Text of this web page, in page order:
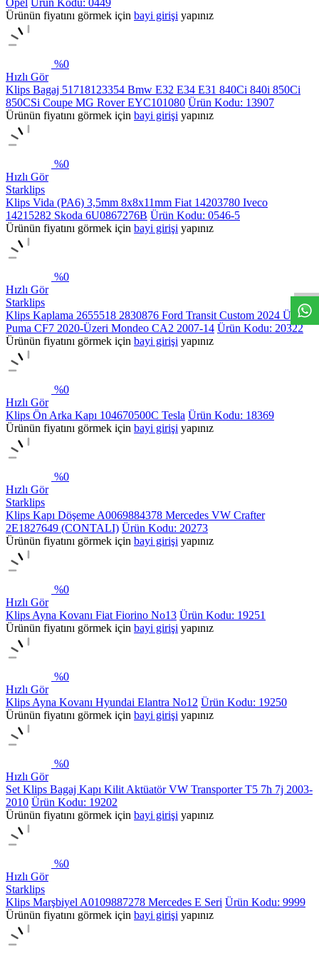
Ürünün fiyatını görmek için bayi girişi yapınız
%0
Hızlı Gör
Klips Bagaj 51718123354 Bmw E32 E34 E31 840Ci 840i 850Ci
850CSi Coupe MG Rover EYC101080 Ürün Kodu: 13907
Ürünün fiyatını görmek için bayi girişi yapınız
%0
Hızlı Gör
Starklips
Klips Vida (PA6) 3,5mm 8x8x11mm Fiat 14203780 Iveco
14215282 Skoda 6U0867276B Ürün Kodu: 0546-5
Ürünün fiyatını görmek için bayi girişi yapınız
%0
Hızlı Gör
Starklips
Klips Kaplama 2655518 2830876 Ford Transit Custom 2024 Üzeri
Puma CF7 2020-Üzeri Mondeo CA2 2007-14 Ürün Kodu: 20322
Ürünün fiyatını görmek için bayi girişi yapınız
%0
Hızlı Gör
Klips Ön Arka Kapı 104670500C Tesla Ürün Kodu: 18369
Ürünün fiyatını görmek için bayi girişi yapınız
%0
Hızlı Gör
Starklips
Klips Kapı Döşeme A0069884378 Mercedes VW Crafter
2E1827649 (CONTALI) Ürün Kodu: 20273
Ürünün fiyatını görmek için bayi girişi yapınız
%0
Hızlı Gör
Klips Ayna Kovanı Fiat Fiorino No13 Ürün Kodu: 19251
Ürünün fiyatını görmek için bayi girişi yapınız
%0
Hızlı Gör
Klips Ayna Kovanı Hyundai Elantra No12 Ürün Kodu: 19250
Ürünün fiyatını görmek için bayi girişi yapınız
%0
Hızlı Gör
Set Klips Bagaj Kapı Kilit Aktüatör VW Transporter T5 7h 7j 2003-
2010 Ürün Kodu: 19202
Ürünün fiyatını görmek için bayi girişi yapınız
%0
Hızlı Gör
Starklips
Klips Marşbiyel A0109887278 Mercedes E Seri Ürün Kodu: 9999
Ürünün fiyatını görmek için bayi girişi yapınız